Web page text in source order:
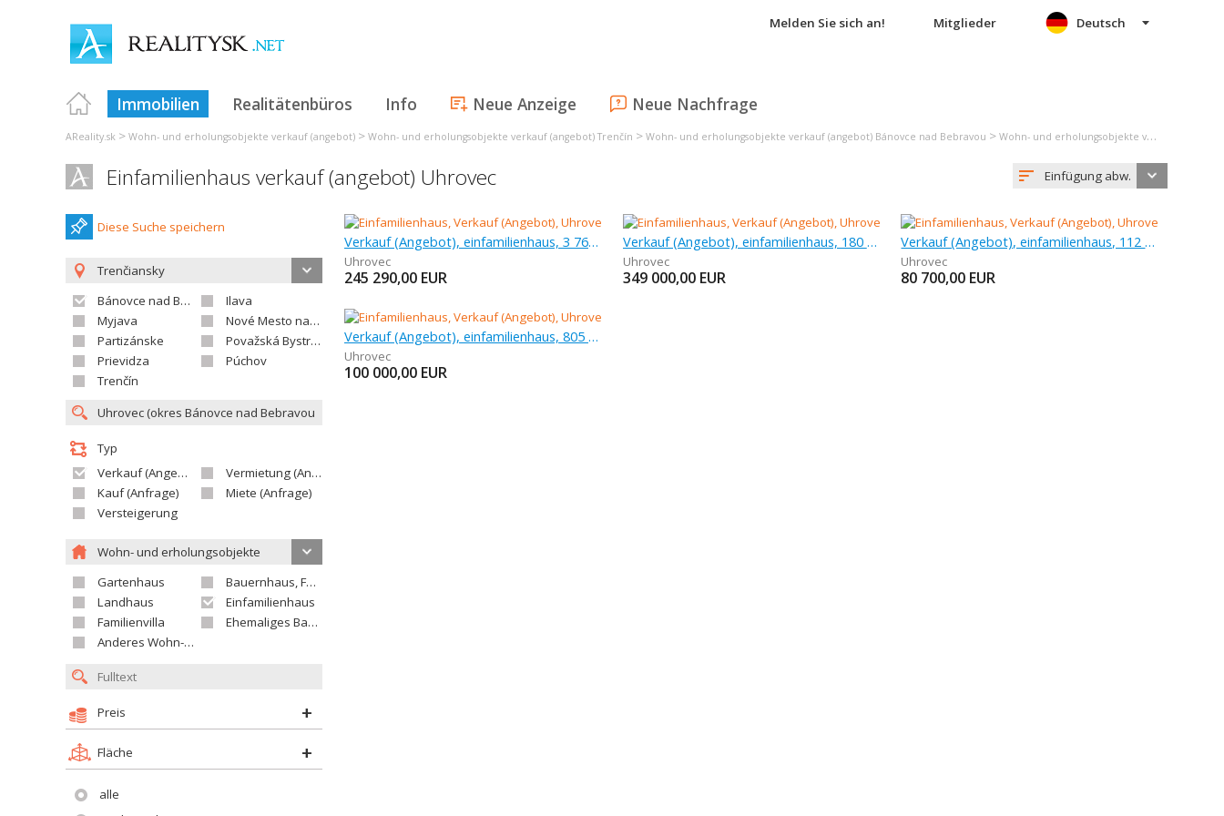
Melden Sie sich an! Mitglieder
Immobilien Realitätenbüros Info Neue Anzeige Neue Nachfrage
Deutsch
AReality.sk > Wohn- und erholungsobjekte verkauf (angebot) > Wohn- und erholungsobjekte verkauf (angebot) Trenčín > Wohn- und erholungsobjekte verkauf (angebot) Bánovce nad Bebravou > Wohn- und erholungsobjekte verkauf (angebot) Uhrovec
Einfamilienhaus verkauf (angebot) Uhrovec Einfügung abw.
Diese Suche speichern
Trenčiansky
Bánovce nad Bebravou
Ilava
Myjava
Nové Mesto nad Váhom
Partizánske
Považská Bystrica
Prievidza
Púchov
Trenčín
Typ
Verkauf (Angebot)
Vermietung (Angebot)
Kauf (Anfrage)
Miete (Anfrage)
Versteigerung
Wohn- und erholungsobjekte
Gartenhaus
Bauernhaus, Ferienhaus
Landhaus
Einfamilienhaus
Familienvilla
Ehemaliges Bauerngut
Anderes Wohn- oder Ferienobjekt
Preis
Fläche
alle
Verkauf (Angebot), einfamilienhaus, 3 764,5 m
Uhrovec
245 290,00 EUR
Verkauf (Angebot), einfamilienhaus, 180 m
Uhrovec
349 000,00 EUR
Verkauf (Angebot), einfamilienhaus, 112 m
Uhrovec
80 700,00 EUR
Verkauf (Angebot), einfamilienhaus, 805 m
Uhrovec
100 000,00 EUR